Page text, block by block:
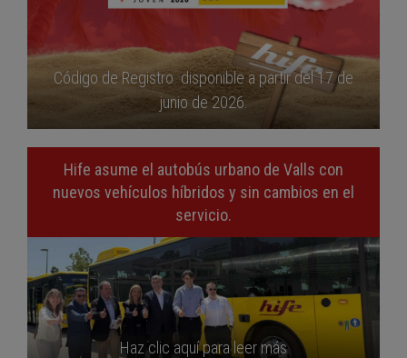
Código de Registro disponible a partir del 17 de
junio de 2026.
Hife asume el autobús urbano de Valls con
nuevos vehículos híbridos y sin cambios en el
servicio.
Haz clic aquí para leer más